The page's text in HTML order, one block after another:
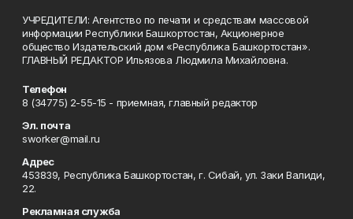
УЧРЕДИТЕЛИ: Агентство по печати и средствам массовой
информации Республики Башкортостан, Акционерное
общество Издательский дом «Республика Башкортостан».
ГЛАВНЫЙ РЕДАКТОР Ильязова Людмила Михайловна.
Телефон
8 (34775) 2-55-15 - приемная, главный редактор
Эл. почта
sworker@mail.ru
Адрес
453839, Республика Башкортостан, г. Сибай, ул. Заки Валиди,
22.
Рекламная служба